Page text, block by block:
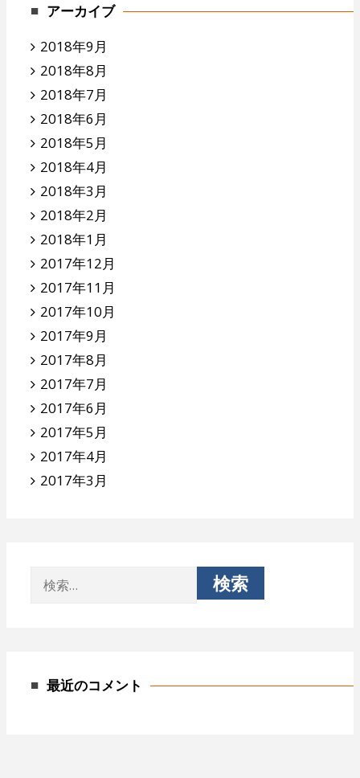
アーカイブ
2018年9月
2018年8月
2018年7月
2018年6月
2018年5月
2018年4月
2018年3月
2018年2月
2018年1月
2017年12月
2017年11月
2017年10月
2017年9月
2017年8月
2017年7月
2017年6月
2017年5月
2017年4月
2017年3月
最近のコメント